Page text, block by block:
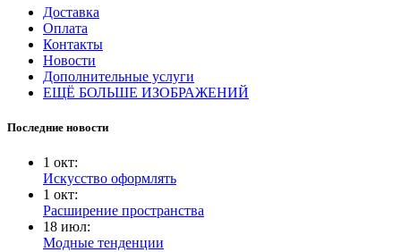
Доставка
Оплата
Контакты
Новости
Дополнительные услуги
ЕЩЁ БОЛЬШЕ ИЗОБРАЖЕНИЙ
Последние новости
1 окт:
Искусство оформлять
1 окт:
Расширение пространства
18 июл:
Модные тенденции